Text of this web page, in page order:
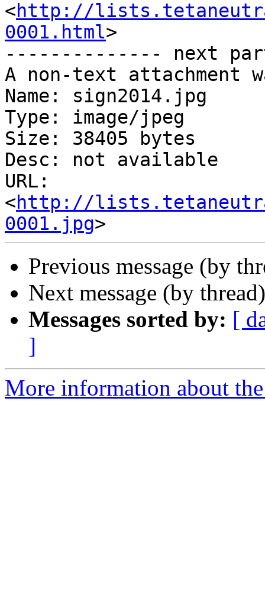
<http://
0001.html>
-------------- next
A non-text attachment
Name: sign2014.jpg
Type: image/jpeg
Size: 38405 bytes
Desc: not available
URL:
<http://
0001.jpg
Previous message (by
Next message (by
Messages sorted by: [
]
More information about